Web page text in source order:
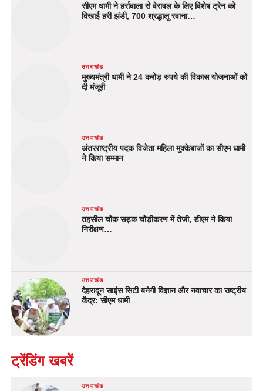
सीएम धामी ने हर्रावाला से वेरावल के लिए विशेष ट्रेन को
दिखाई हरी झंडी, 700 श्रद्धालु रवाना…
उत्तराखंड
मुख्यमंत्री धामी ने 24 करोड़ रुपये की विकास योजनाओं को
दी मंजूरी
उत्तराखंड
अंतरराष्ट्रीय पदक विजेता महिला मुक्केबाजों का सीएम धामी
ने किया सम्मान
उत्तराखंड
तहसील चौक सड़क चौड़ीकरण में तेजी, डीएम ने किया
निरीक्षण…
उत्तराखंड
देहरादून साइंस सिटी बनेगी विज्ञान और नवाचार का राष्ट्रीय
केंद्र: सीएम धामी
ट्रेंडिंग खबरें
उत्तराखंड